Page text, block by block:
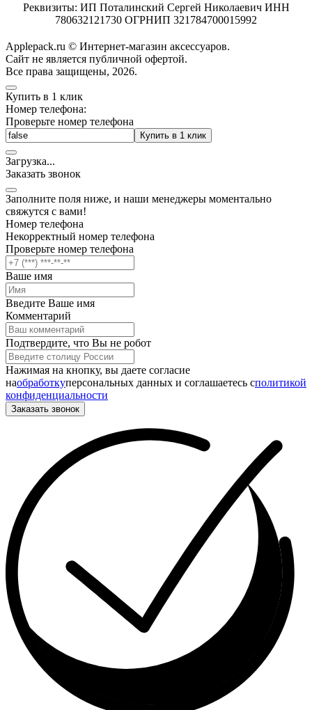
Реквизиты: ИП Поталинский Сергей Николаевич ИНН
780632121730 ОГРНИП 321784700015992
Applepack.ru © Интернет-магазин аксессуаров.
Cайт не является публичной офертой.
Все права защищены, 2026.
Купить в 1 клик
Номер телефона:
Проверьте номер телефона
Купить в 1 клик
Загрузка...
Заказать звонок
Заполните поля ниже, и наши менеджеры моментально
свяжутся с вами!
Номер телефона
Некорректный номер телефона
Проверьте номер телефона
Ваше имя
Введите Ваше имя
Комментарий
Подтвердите, что Вы не робот
Нажимая на кнопку, вы даете согласие
наобработкуперсональных данных и соглашаетесь cполитикой
конфиденциальности
Заказать звонок